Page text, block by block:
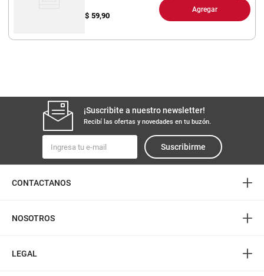
$ 59,90
Agregar
¡Suscribite a nuestro newsletter!
Recibí las ofertas y novedades en tu buzón.
Suscribirme
CONTACTANOS +
NOSOTROS +
LEGAL +